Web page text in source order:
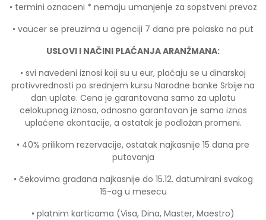
• termini oznaceni * nemaju umanjenje za sopstveni prevoz
• vaucer se preuzima u agenciji 7 dana pre polaska na put
USLOVI I NAČINI PLAĆANJA ARANŽMANA:
• svi navedeni iznosi koji su u eur, plaćaju se u dinarskoj
protivvrednosti po srednjem kursu Narodne banke Srbije na
dan uplate. Cena je garantovana samo za uplatu
celokupnog iznosa, odnosno garantovan je samo iznos
uplaćene akontacije, a ostatak je podložan promeni.
• 40% prilikom rezervacije, ostatak najkasnije 15 dana pre
putovanja
• čekovima građana najkasnije do 15.12. datumirani svakog
15-og u mesecu
• platnim karticama (Visa, Dina, Master, Maestro)